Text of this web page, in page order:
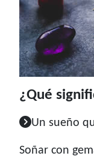
¿Qué
Un sueño
Soñar con